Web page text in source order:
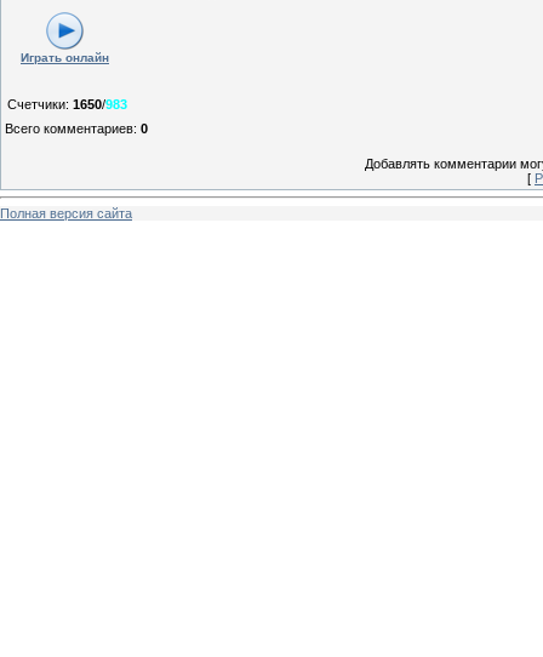
Играть онлайн
Счетчики: 1650/983
Всего комментариев: 0
Добавлять комментарии
[
Полная версия сайта